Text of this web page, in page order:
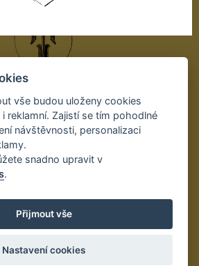
Autor projektu:
technická realizace:
vše budou uloženy cookies
reklamní. Zajistí se tím pohodlné
návštěvnosti, personalizaci
snadno upravit v
.
Přijmout vše
Nastavení cookies